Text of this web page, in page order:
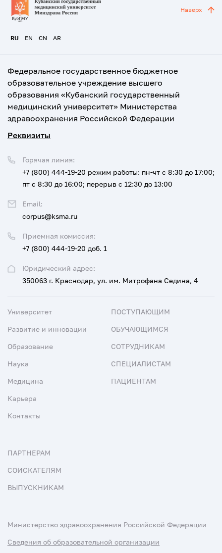
RU EN CN AR
Наверх
Федеральное государственное бюджетное
образовательное учреждение высшего
образования «Кубанский государственный
медицинский университет» Министерства
здравоохранения Российской Федерации
Реквизиты
Юридический адрес:
350063 г. Краснодар, ул. им. Митрофана Седина, 4
Приемная комиссия:
+7 (800) 444-19-20 доб. 1
Горячая линия:
+7 (800) 444-19-20 режим работы: пн-чт с 8:30 до 17:00;
пт с 8:30 до 16:00; перерыв с 12:30 до 13:00
Email:
corpus@ksma.ru
Университет
Развитие и инновации
Образование
Наука
Медицина
Карьера
Контакты
ПОСТУПАЮЩИМ
ОБУЧАЮЩИМСЯ
СОТРУДНИКАМ
СПЕЦИАЛИСТАМ
ПАЦИЕНТАМ
ПАРТНЕРАМ
СОИСКАТЕЛЯМ
ВЫПУСКНИКАМ
Министерство здравоохранения Российской Федерации
Сведения об образовательной организации